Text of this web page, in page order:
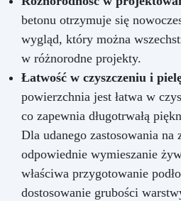
betonu otrzymuje się
wygląd, który można
w różnorodne projekty.
Łatwość w czyszczeniu i
powierzchnia jest łatwa w
co zapewnia długotrwałą
Dla udanego zastosowania na
odpowiednie wymieszanie
właściwa przygotowanie
dostosowanie grubości